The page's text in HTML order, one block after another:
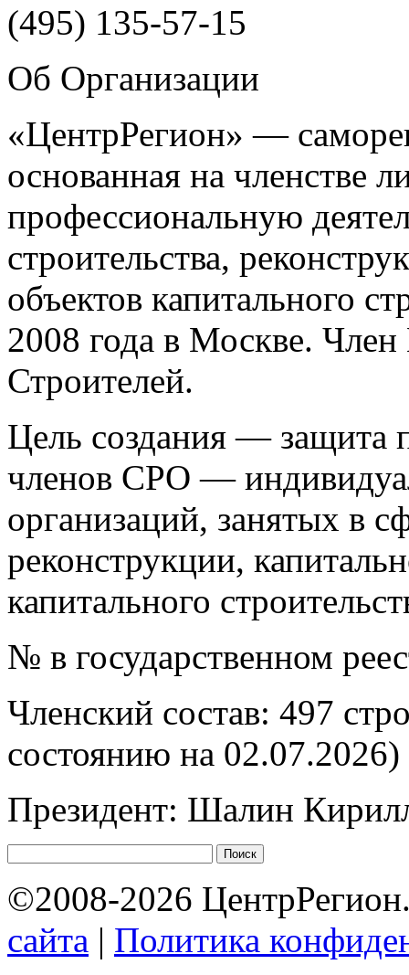
(495) 135-57-15
Об Организации
«ЦентрРегион» —
основанная на членстве
профессиональную
строительства,
объектов капитального
2008 года в Москве.
Строителей.
Цель создания — защита
членов СРО —
организаций, занятых в
реконструкции,
капитального
№ в государственном
Членский состав: 497
состоянию на 02.07.2026)
Президент: Шалин
©2008-2026
сайта | Политика